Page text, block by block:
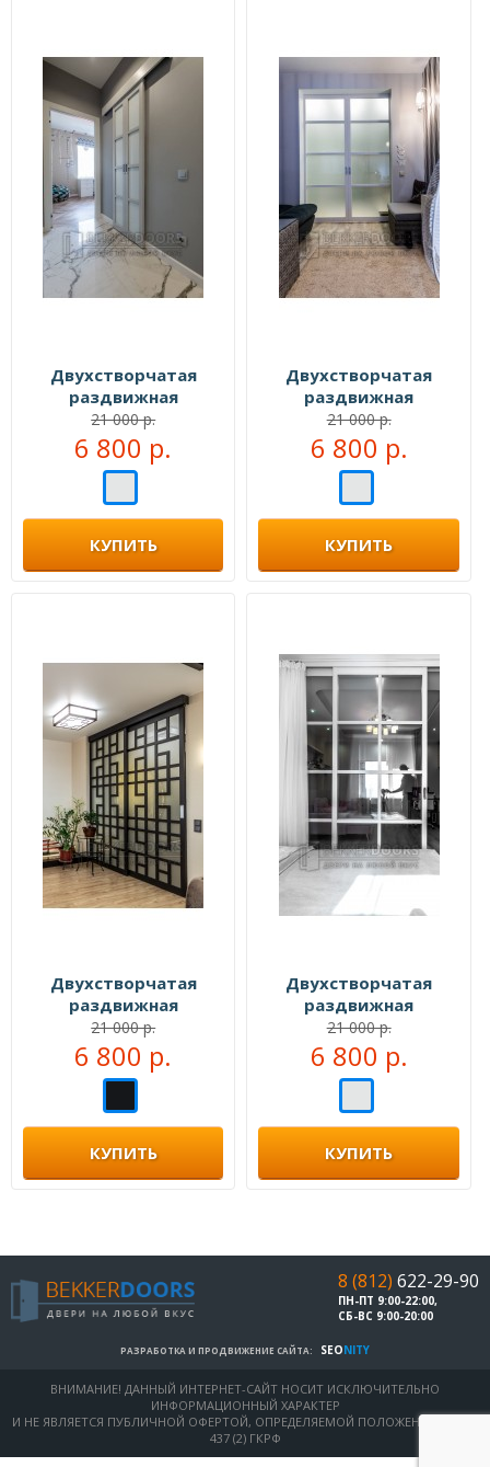
Двухстворчатая
раздвижная
перегородка №109555
21 000 р.
6 800 р.
КУПИТЬ
Двухстворчатая
раздвижная
перегородка №109999
21 000 р.
6 800 р.
КУПИТЬ
Двухстворчатая
раздвижная
перегородка №104333
21 000 р.
6 800 р.
КУПИТЬ
Двухстворчатая
раздвижная
перегородка №104999
21 000 р.
6 800 р.
КУПИТЬ
8 (812) 622-29-90
ПН-ПТ 9:00-22:00,
СБ-ВС 9:00-20:00
РАЗРАБОТКА И ПРОДВИЖЕНИЕ САЙТА: SEONITY
ВНИМАНИЕ! ДАННЫЙ ИНТЕРНЕТ-САЙТ НОСИТ ИСКЛЮЧИТЕЛЬНО
ИНФОРМАЦИОННЫЙ ХАРАКТЕР
И НЕ ЯВЛЯЕТСЯ ПУБЛИЧНОЙ ОФЕРТОЙ, ОПРЕДЕЛЯЕМОЙ ПОЛОЖЕНИЯМИ СТ.
437 (2) ГКРФ